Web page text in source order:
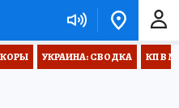
УКРАИНА: СВОДКА КП В